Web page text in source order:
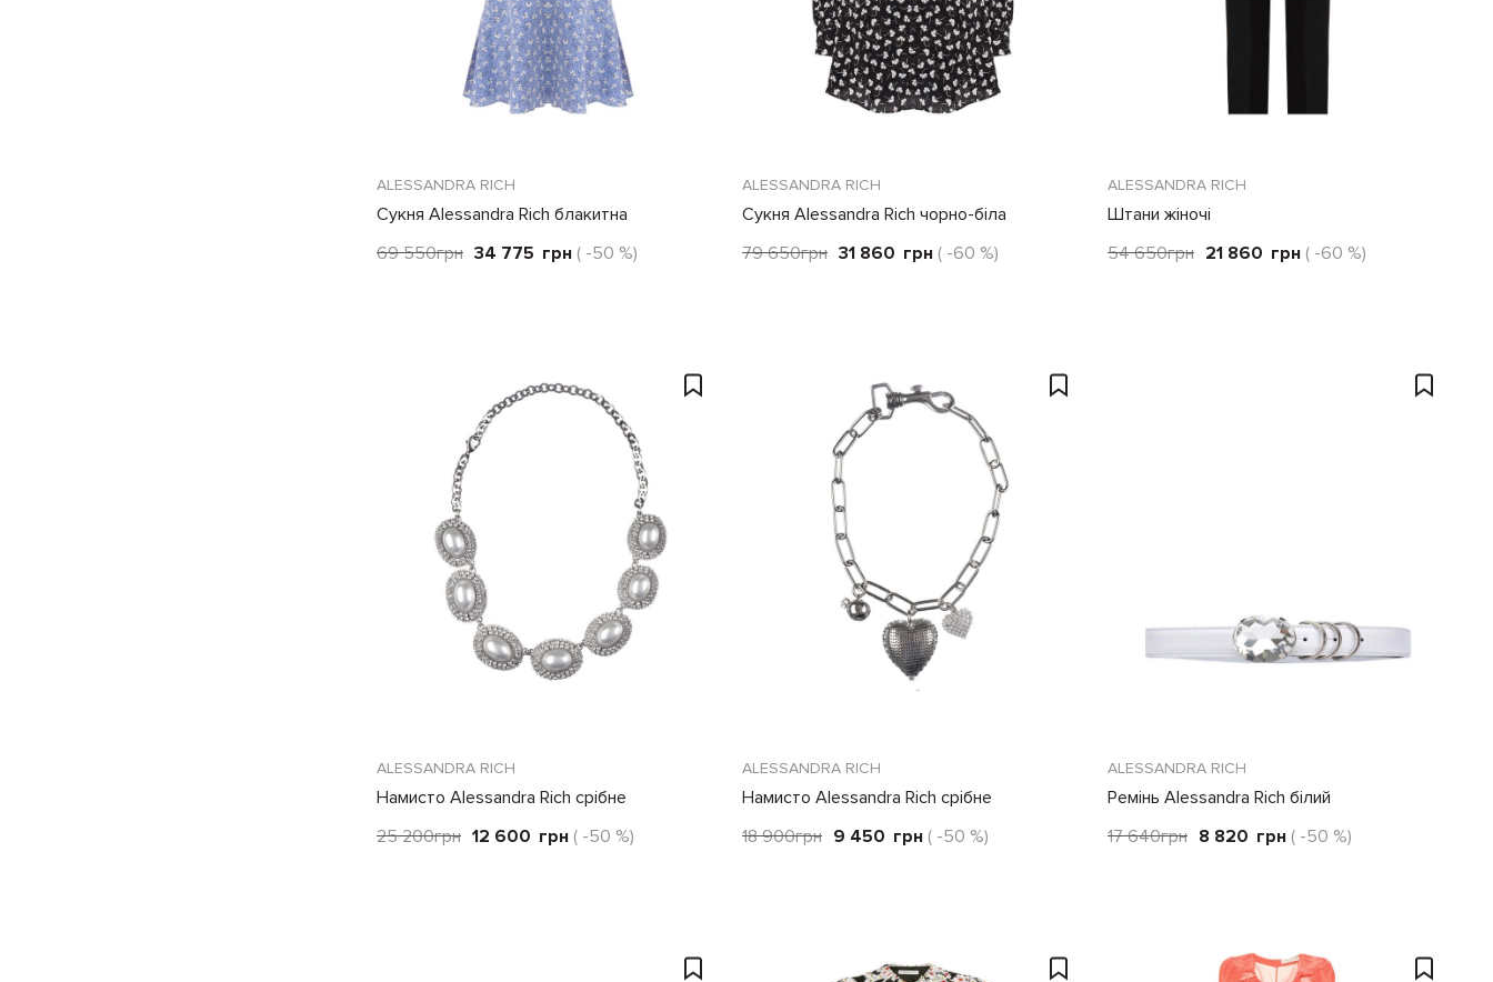
ALESSANDRA RICH
Сукня Alessandra Rich блакитна
69 550грн 34 775 грн ( -50 %)
ALESSANDRA RICH
Сукня Alessandra Rich чорно-біла
79 650грн 31 860 грн ( -60 %)
ALESSANDRA RICH
Штани жіночі
54 650грн 21 860 грн ( -60 %)
ALESSANDRA RICH
Намисто Alessandra Rich срібне
25 200грн 12 600 грн ( -50 %)
ALESSANDRA RICH
Намисто Alessandra Rich срібне
18 900грн 9 450 грн ( -50 %)
ALESSANDRA RICH
Ремінь Alessandra Rich білий
17 640грн 8 820 грн ( -50 %)